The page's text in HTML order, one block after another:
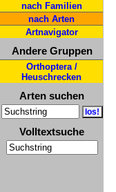
nach Familien
nach Arten
Artnavigator
Andere Gruppen
Orthoptera /
Heuschrecken
Arten suchen
Volltextsuche